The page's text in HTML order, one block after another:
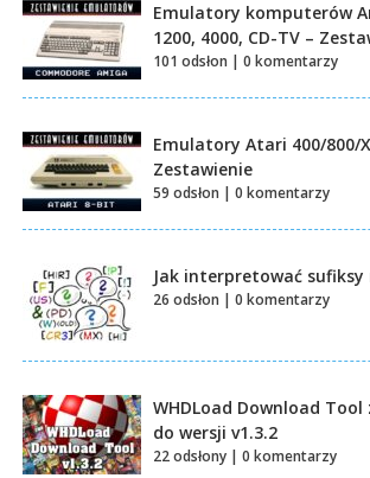
Emulatory komputerów
1200, 4000, CD-TV –
101 odsłon |0 komentarzy
Emulatory Atari 400/800/
Zestawienie
59 odsłon |0 komentarzy
Jak interpretować sufiksy
26 odsłon |0 komentarzy
WHDLoad Download
do wersji v1.3.2
22 odsłony |0 komentarzy